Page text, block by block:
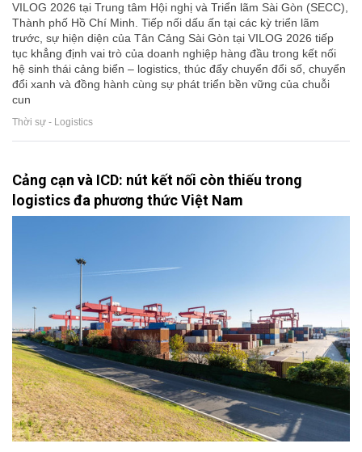
VILOG 2026 tại Trung tâm Hội nghị và Triển lãm Sài Gòn (SECC),
Thành phố Hồ Chí Minh. Tiếp nối dấu ấn tại các kỳ triển lãm
trước, sự hiện diện của Tân Cảng Sài Gòn tại VILOG 2026 tiếp
tục khẳng định vai trò của doanh nghiệp hàng đầu trong kết nối
hệ sinh thái cảng biển – logistics, thúc đẩy chuyển đổi số, chuyển
đổi xanh và đồng hành cùng sự phát triển bền vững của chuỗi
cun
Thời sự - Logistics
Cảng cạn và ICD: nút kết nối còn thiếu trong
logistics đa phương thức Việt Nam